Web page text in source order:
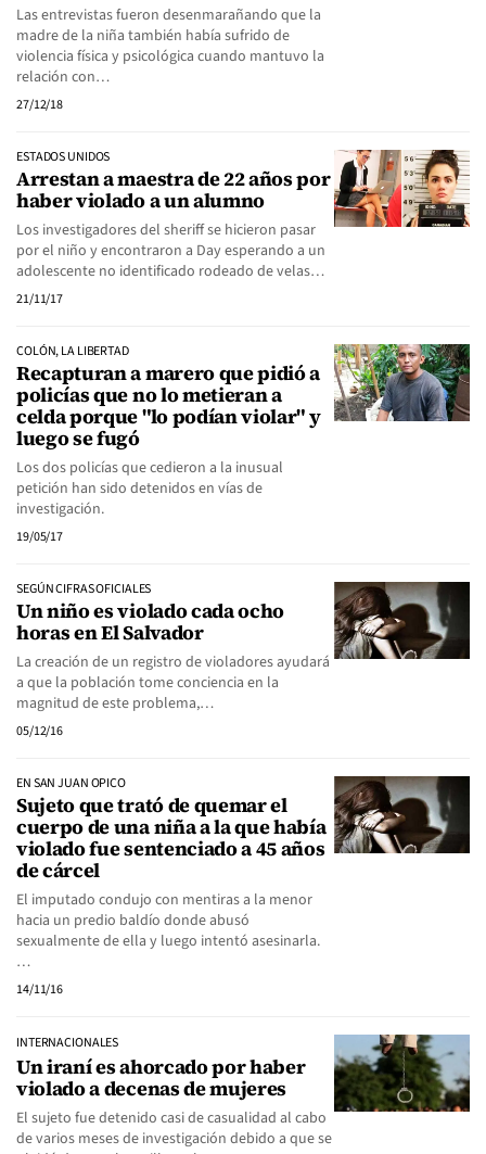
Las entrevistas fueron desenmarañando que la
madre de la niña también había sufrido de
violencia física y psicológica cuando mantuvo la
relación con…
27/12/18
ESTADOS UNIDOS
Arrestan a maestra de 22 años por
haber violado a un alumno
Los investigadores del sheriff se hicieron pasar
por el niño y encontraron a Day esperando a un
adolescente no identificado rodeado de velas…
21/11/17
COLÓN, LA LIBERTAD
Recapturan a marero que pidió a
policías que no lo metieran a
celda porque "lo podían violar" y
luego se fugó
Los dos policías que cedieron a la inusual
petición han sido detenidos en vías de
investigación.
19/05/17
SEGÚN CIFRAS OFICIALES
Un niño es violado cada ocho
horas en El Salvador
La creación de un registro de violadores ayudará
a que la población tome conciencia en la
magnitud de este problema,…
05/12/16
EN SAN JUAN OPICO
Sujeto que trató de quemar el
cuerpo de una niña a la que había
violado fue sentenciado a 45 años
de cárcel
El imputado condujo con mentiras a la menor
hacia un predio baldío donde abusó
sexualmente de ella y luego intentó asesinarla.
…
14/11/16
INTERNACIONALES
Un iraní es ahorcado por haber
violado a decenas de mujeres
El sujeto fue detenido casi de casualidad al cabo
de varios meses de investigación debido a que se